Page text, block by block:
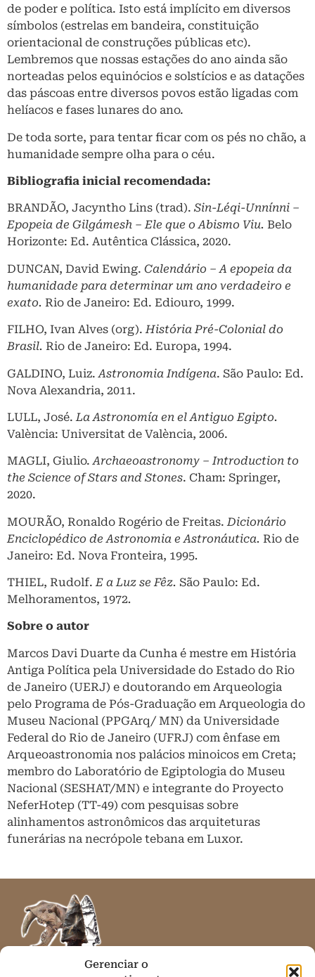
Gerenciar o
de poder e política. Isto está implícito em diversos
símbolos (estrelas em bandeira, constituição
orientacional de construções públicas etc).
Lembremos que nossas estações do ano ainda são
norteadas pelos equinócios e solstícios e as datações
das páscoas entre diversos povos estão ligadas com
helíacos e fases lunares do ano.
De toda sorte, para tentar ficar com os pés no chão, a
humanidade sempre olha para o céu.
Bibliografia inicial recomendada:
BRANDÃO, Jacyntho Lins (trad). Sin-Léqi-Unnínni –
Epopeia de Gilgámesh – Ele que o Abismo Viu. Belo
Horizonte: Ed. Autêntica Clássica, 2020.
DUNCAN, David Ewing. Calendário – A epopeia da
humanidade para determinar um ano verdadeiro e
exato. Rio de Janeiro: Ed. Ediouro, 1999.
FILHO, Ivan Alves (org).História Pré-Colonial do
Brasil. Rio de Janeiro: Ed. Europa, 1994.
GALDINO, Luiz. Astronomia Indígena. São Paulo: Ed.
Nova Alexandria, 2011.
LULL, José.La Astronomía en el Antiguo Egipto.
València: Universitat de València, 2006.
MAGLI, Giulio.Archaeoastronomy – Introduction to
the Science of Stars and Stones. Cham: Springer,
2020.
MOURÃO, Ronaldo Rogério de Freitas. Dicionário
Enciclopédico de Astronomia e Astronáutica. Rio de
Janeiro: Ed. Nova Fronteira, 1995.
THIEL, Rudolf.E a Luz se Fêz. São Paulo: Ed.
Melhoramentos, 1972.
Sobre o autor
Marcos Davi Duarte da Cunha é mestre em História
Antiga Política pela Universidade do Estado do Rio
de Janeiro (UERJ) e doutorando em Arqueologia
pelo Programa de Pós-Graduação em Arqueologia do
Museu Nacional (PPGArq/ MN) da Universidade
Federal do Rio de Janeiro (UFRJ) com ênfase em
Arqueoastronomia nos palácios minoicos em Creta;
membro do Laboratório de Egiptologia do Museu
Nacional (SESHAT/MN) e integrante do Proyecto
NeferHotep (TT-49) com pesquisas sobre
alinhamentos astronômicos das arquiteturas
funerárias na necrópole tebana em Luxor.